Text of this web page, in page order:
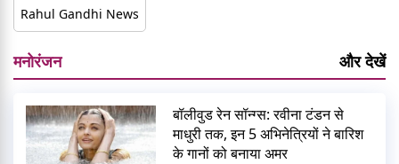
Rahul Gandhi News
मनोरंजन और देखें
बॉलीवुड रेन सॉन्ग्स: रवीना टंडन से
माधुरी तक, इन 5 अभिनेत्रियों ने बारिश
के गानों को बनाया अमर